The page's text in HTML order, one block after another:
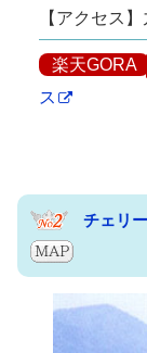
【アクセス
楽天GORA
ス
チェリ